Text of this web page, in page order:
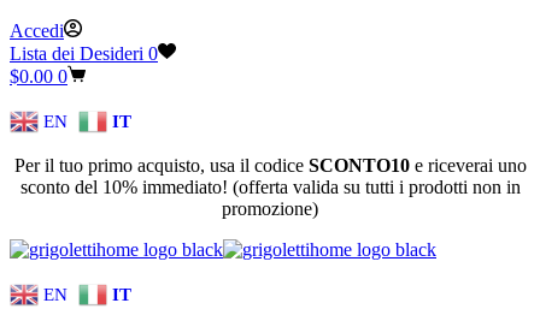
Accedi
Lista dei Desideri 0
Carrello
$0.00 0
EN IT
Per il tuo primo acquisto, usa il codice SCONTO10e riceverai uno
sconto del 10% immediato! (offerta valida su tutti i prodotti non in
promozione)
EN IT